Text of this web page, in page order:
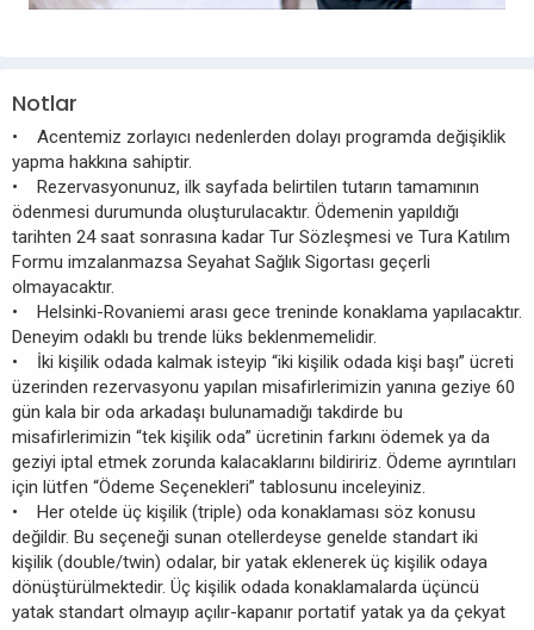
Notlar
• Acentemiz zorlayıcı nedenlerden dolayı programda değişiklik
yapma hakkına sahiptir.
• Rezervasyonunuz, ilk sayfada belirtilen tutarın tamamının
ödenmesi durumunda oluşturulacaktır. Ödemenin yapıldığı
tarihten 24 saat sonrasına kadar Tur Sözleşmesi ve Tura Katılım
Formu imzalanmazsa Seyahat Sağlık Sigortası geçerli
olmayacaktır.
• Helsinki-Rovaniemi arası gece treninde konaklama yapılacaktır.
Deneyim odaklı bu trende lüks beklenmemelidir.
• İki kişilik odada kalmak isteyip “iki kişilik odada kişi başı” ücreti
üzerinden rezervasyonu yapılan misafirlerimizin yanına geziye 60
gün kala bir oda arkadaşı bulunamadığı takdirde bu
misafirlerimizin “tek kişilik oda” ücretinin farkını ödemek ya da
geziyi iptal etmek zorunda kalacaklarını bildiririz. Ödeme ayrıntıları
için lütfen “Ödeme Seçenekleri” tablosunu inceleyiniz.
• Her otelde üç kişilik (triple) oda konaklaması söz konusu
değildir. Bu seçeneği sunan otellerdeyse genelde standart iki
kişilik (double/twin) odalar, bir yatak eklenerek üç kişilik odaya
dönüştürülmektedir. Üç kişilik odada konaklamalarda üçüncü
yatak standart olmayıp açılır-kapanır portatif yatak ya da çekyat